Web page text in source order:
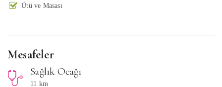
Ütü ve Masası
Mesafeler
Sağlık Ocağı
11 km